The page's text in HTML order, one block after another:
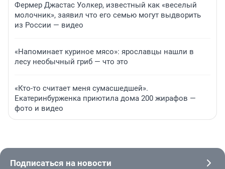
Фермер Джастас Уолкер, известный как «веселый
молочник», заявил что его семью могут выдворить
из России — видео
«Напоминает куриное мясо»: ярославцы нашли в
лесу необычный гриб — что это
«Кто-то считает меня сумасшедшей».
Екатеринбурженка приютила дома 200 жирафов —
фото и видео
Подписаться на новости